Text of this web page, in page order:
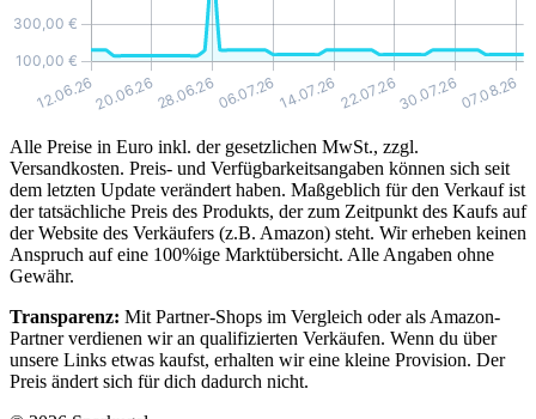
Alle Preise in Euro inkl. der gesetzlichen MwSt., zzgl.
Versandkosten. Preis- und Verfügbarkeitsangaben können sich seit
dem letzten Update verändert haben. Maßgeblich für den Verkauf ist
der tatsächliche Preis des Produkts, der zum Zeitpunkt des Kaufs auf
der Website des Verkäufers (z.B. Amazon) steht. Wir erheben keinen
Anspruch auf eine 100%ige Marktübersicht. Alle Angaben ohne
Gewähr.
Transparenz: Mit Partner-Shops im Vergleich oder als Amazon-
Partner verdienen wir an qualifizierten Verkäufen. Wenn du über
unsere Links etwas kaufst, erhalten wir eine kleine Provision. Der
Preis ändert sich für dich dadurch nicht.